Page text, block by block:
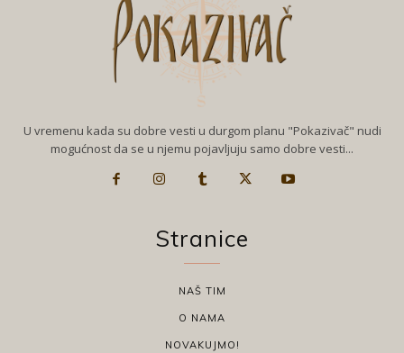
U vremenu kada su dobre vesti u durgom planu "Pokazivač" nudi
mogućnost da se u njemu pojavljuju samo dobre vesti...
Stranice
NAŠ TIM
O NAMA
NOVAKUJMO!